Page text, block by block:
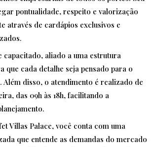
pontualidade, respeito e valorização
através de cardápios exclusivos e
capacitado, aliado a uma estrutura
que cada detalhe seja pensado para o
Além disso, o atendimento é realizado de
das 09h às 18h, facilitando a
Villas Palace, você conta com uma
que entende as demandas do mercado